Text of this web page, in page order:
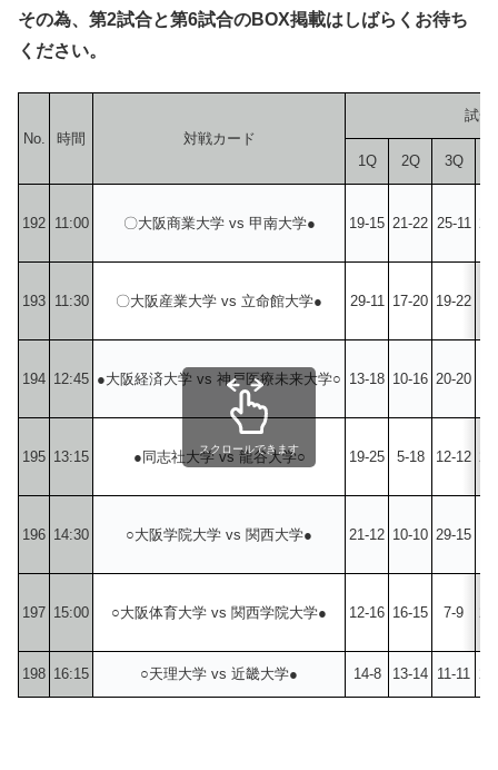
その為、第2試合と第6試合のBOX掲載はしばらくお待ち
ください。
No. 時間 対戦カード
試合
1Q 2Q 3Q
192 11:00 〇大阪商業大学 vs 甲南大学● 19-15 21-22 25-11
193 11:30 〇大阪産業大学 vs 立命館大学● 29-11 17-20 19-22
194 12:45 ●大阪経済大学 vs 神戸医療未来大学○ 13-18 10-16 20-20
195 13:15 ●同志社大学 vs 龍谷大学○ 19-25 5-18 12-12
196 14:30 ○大阪学院大学 vs 関西大学● 21-12 10-10 29-15
197 15:00 ○大阪体育大学 vs 関西学院大学● 12-16 16-15 7-9
198 16:15 ○天理大学 vs 近畿大学● 14-8 13-14 11-11
スクロールできます